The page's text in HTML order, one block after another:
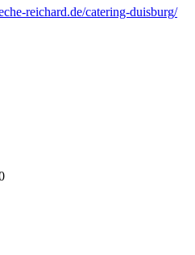
reichard.de/catering-duisburg/